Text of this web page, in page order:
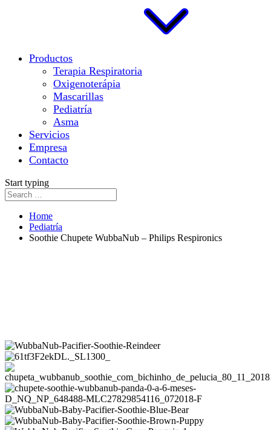
Productos
Terapia Respiratoria
Oxigenoterápia
Mascarillas
Pediatría
Asma
Servicios
Empresa
Contacto
Start typing
Home
Pediatría
Soothie Chupete WubbaNub – Philips Respironics